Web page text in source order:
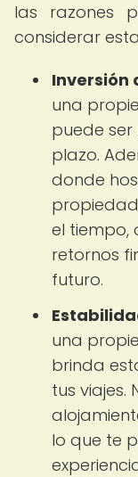
las razones
considerar
Inversión
una
puede
plazo.
donde
el tiempo,
retornos
futuro.
una
brinda
tus viajes.
lo que te